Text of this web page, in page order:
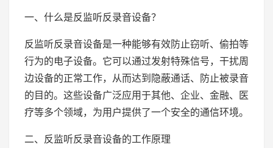
一、什么是反监听反录音设备？
反监听反录音设备是一种能够有效防止窃听、偷拍等
行为的电子设备。它可以通过发射特殊信号，干扰周
边设备的正常工作，从而达到隐蔽通话、防止被录音
的目的。这些设备广泛应用于其他、企业、金融、医
疗等多个领域，为用户提供了一个安全的通信环境。
二、反监听反录音设备的工作原理